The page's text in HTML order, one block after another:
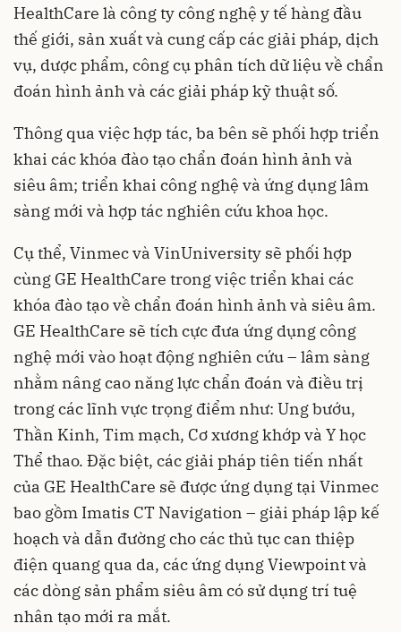
HealthCare là công ty công nghệ y tế hàng đầu
thế giới, sản xuất và cung cấp các giải pháp, dịch
vụ, dược phẩm, công cụ phân tích dữ liệu về chẩn
đoán hình ảnh và các giải pháp kỹ thuật số.
Thông qua việc hợp tác, ba bên sẽ phối hợp triển
khai các khóa đào tạo chẩn đoán hình ảnh và
siêu âm; triển khai công nghệ và ứng dụng lâm
sàng mới và hợp tác nghiên cứu khoa học.
Cụ thể, Vinmecvà VinUniversity sẽ phối hợp
cùng GE HealthCare trong việc triển khai các
khóa đào tạo về chẩn đoán hình ảnh và siêu âm.
GE HealthCare sẽ tích cực đưa ứng dụng công
nghệ mới vào hoạt động nghiên cứu – lâm sàng
nhằm nâng cao năng lực chẩn đoán và điều trị
trong các lĩnh vực trọng điểm như: Ung bướu,
Thần Kinh, Tim mạch, Cơ xương khớp và Y học
Thể thao. Đặc biệt, các giải pháp tiên tiến nhất
của GE HealthCare sẽ được ứng dụng tại Vinmec
bao gồm Imatis CT Navigation – giải pháp lập kế
hoạch và dẫn đường cho các thủ tục can thiệp
điện quang qua da, các ứng dụng Viewpoint và
các dòng sản phẩm siêu âm có sử dụng trí tuệ
nhân tạo mới ra mắt.